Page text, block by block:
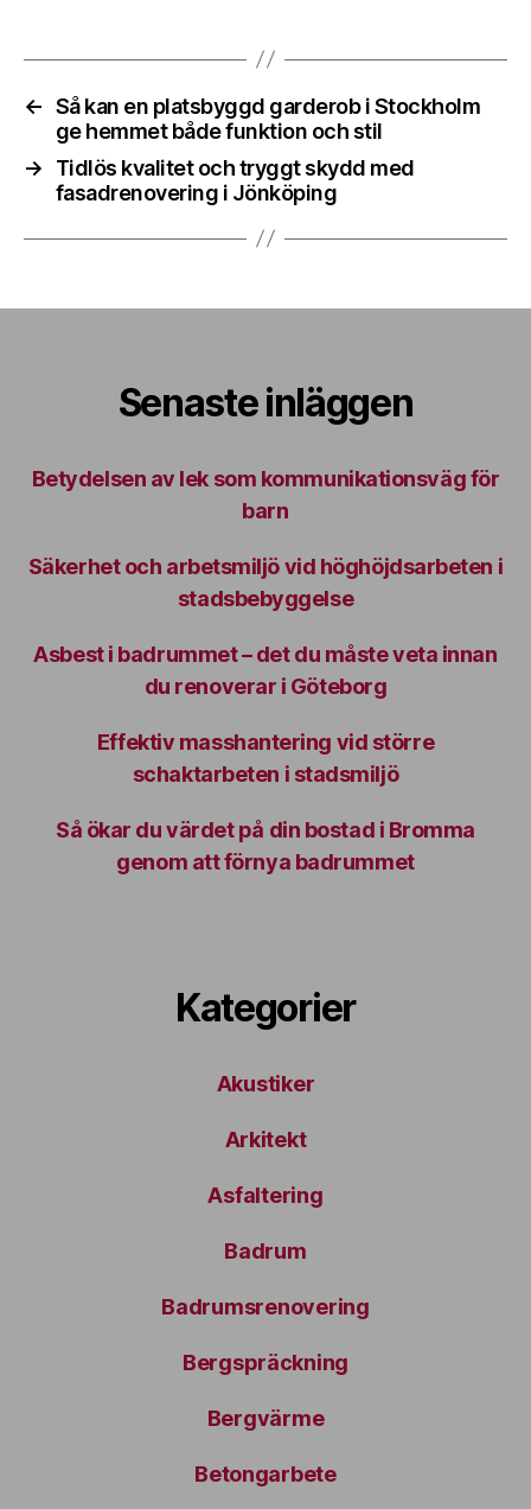
← Så kan en platsbyggd garderob i Stockholm
ge hemmet både funktion och stil
→
Tidlös kvalitet och tryggt skydd med
fasadrenovering i Jönköping
Senaste inläggen
Betydelsen av lek som kommunikationsväg för
barn
Säkerhet och arbetsmiljö vid höghöjdsarbeten i
stadsbebyggelse
Asbest i badrummet – det du måste veta innan
du renoverar i Göteborg
Effektiv masshantering vid större
schaktarbeten i stadsmiljö
Så ökar du värdet på din bostad i Bromma
genom att förnya badrummet
Kategorier
Akustiker
Arkitekt
Asfaltering
Badrum
Badrumsrenovering
Bergspräckning
Bergvärme
Betongarbete